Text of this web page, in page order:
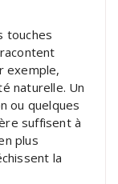
touches
exemple,
naturelle. Un
ou quelques
suffisent à
plus
la